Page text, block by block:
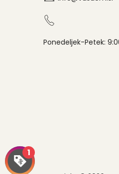
Ponedeljek-Petek:
1